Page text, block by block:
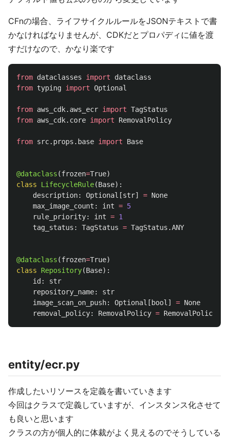
CFnの場合、ライフサイクルルールをJSONテキストで書
かなければなりませんが、CDKだとプロパディに値を渡
すだけなので、かなり楽です
from dataclasses import
dataclass
from typing import Optional
from aws_cdk.aws_ecr import TagStatus
from aws_cdk.core import RemovalPolicy
from src.props.base import Base
@dataclass (frozen=True)
class
LifecycleRule(Base):
description: Optional [str] = None
max_image_count : int = 5
rule_priority: int = 1
tag_status : TagStatus = TagStatus .ANY
@dataclass (frozen=True)
class
Repository(Base):
id :
str
repository_name:
str
image_scan_on_push: Optional [ bool ] = None
removal_policy: RemovalPolicy = RemovalPolicy
entity/ecr.py
作成したいリソースを定義を書いていきます
今回はクラスで定義していますが、インスタンス化させて
も良いと思います
クラスの方が個人的に体裁がよく見えるのでそうしている